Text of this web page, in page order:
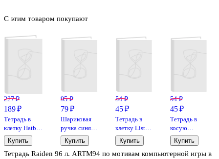
Тетрадь Raiden 96 л. ARTM94 по мотивам компьютерной игры в
С этим товаром покупают
227 ₽
189 ₽
Тетрадь в
клетку Hatber,
12 листов,
зеленые, 10
штук
Купить
95 ₽
79 ₽
Шариковая
ручка синяя
0,7 мм, R-301
Orange Stick,
Erich Krause
Купить
54 ₽
45 ₽
Тетрадь в
клетку Listoff
«Классическая
серия» в
ассортименте,
Купить
54 ₽
45 ₽
Тетрадь в
косую
линейку
Listoff
«Классическая
Купить